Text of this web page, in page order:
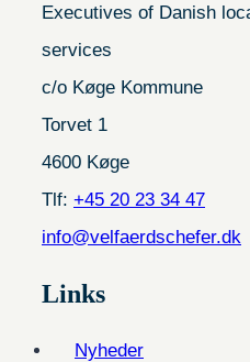
Executives of Danish
services
c/o Køge Kommune
Torvet 1
4600 Køge
Tlf: +45 20 23 34 47
info@velfaerdschefer.dk
Links
Nyheder